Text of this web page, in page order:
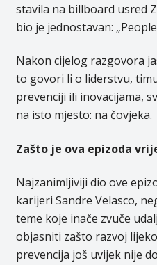
stavila na billboard usred
bio je jednostavan:
Nakon cijelog razgovora
to govori li o liderstvu,
prevenciji ili inovacijama,
na isto mjesto: na čovjeka.
Zašto je ova epizoda
Najzanimljiviji dio ove
karijeri Sandre Velasco,
teme koje inače zvuče
objasniti zašto razvoj
prevencija još uvijek nije